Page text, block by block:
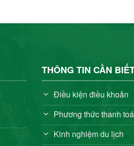
THÔNG TIN CẦN
Điều kiện điều khoản
Phương thức thanh
Kinh nghiệm du lịch